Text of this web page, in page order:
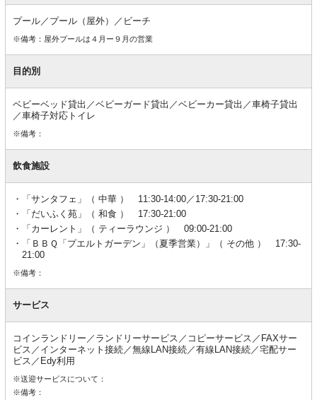
プール／プール（屋外）／ビーチ
※備考：屋外プールは４月ー９月の営業
目的別
ベビーベッド貸出／ベビーガード貸出／ベビーカー貸出／車椅子貸出
／車椅子対応トイレ
※備考：
飲食施設
「サンタフェ」（ 中華 ） 11:30-14:00／17:30-21:00
「だいふく苑」（ 和食 ） 17:30-21:00
「カーレント」（ ティーラウンジ ） 09:00-21:00
「ＢＢＱ「プエルトガーデン」（夏季営業）」（ その他 ） 17:30-
21:00
※備考：
サービス
コインランドリー／ランドリーサービス／コピーサービス／FAXサー
ビス／インターネット接続／無線LAN接続／有線LAN接続／宅配サー
ビス／Edy利用
※送迎サービスについて：
※備考：